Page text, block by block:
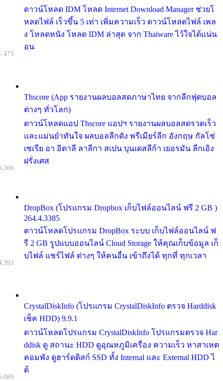
ดาวน์โหลด IDM โหลด Internet Download Manager ช่วยโ
หลดไฟล์ เร็วขึ้น 5 เท่า เพิ่มความเร็ว ดาวน์โหลดไฟล์ เพล
ง โหลดหนัง โหลด IDM ล่าสุด จาก Thaiware ไว้ใจได้แน่น
อน
Thscore (App รายงานผลบอลสดภาษาไทย จากลีกฟุตบอล
ต่างๆ ทั่วโลก)
ดาวน์โหลดแอป Thscore แอปฯ รายงานผลบอลสดรวดเร็ว
และแม่นยำทันใจ ผลบอลลีกดัง พรีเมียร์ลีก อังกฤษ กัลโช่
เซเรีย อา อิตาลี ลาลีกา สเปน บุนเดสลีก้า เยอรมัน ลีกเอิง
ฝรั่งเศส
475
DropBox (โปรแกรม Dropbox เก็บไฟล์ออนไลน์ ฟรี 2 GB )
264.4.3385
ดาวน์โหลดโปรแกรม DropBox ระบบ เก็บไฟล์ออนไลน์ ฟ
รี 2 GB รูปแบบออนไลน์ Cloud Storage ให้คุณเก็บข้อมูล เก็
บไฟล์ แชร์ไฟล์ ต่างๆ ให้คนอื่น เข้าถึงได้ ทุกที่ ทุกเวลา
CrystalDiskInfo (โปรแกรม CrystalDiskInfo ตรวจ Harddisk
เช็ค HDD) 9.9.1
ดาวน์โหลดโปรแกรม CrystalDiskInfo โปรแกรมตรวจ Har
ddisk ดู สถานะ HDD ดูอุณหภูมิเครื่อง ความเร็ว หาสาเหต
คอมพัง ดูฮาร์ดดิสก์ SSD ทั้ง Internal และ External HDD ไ
ด้